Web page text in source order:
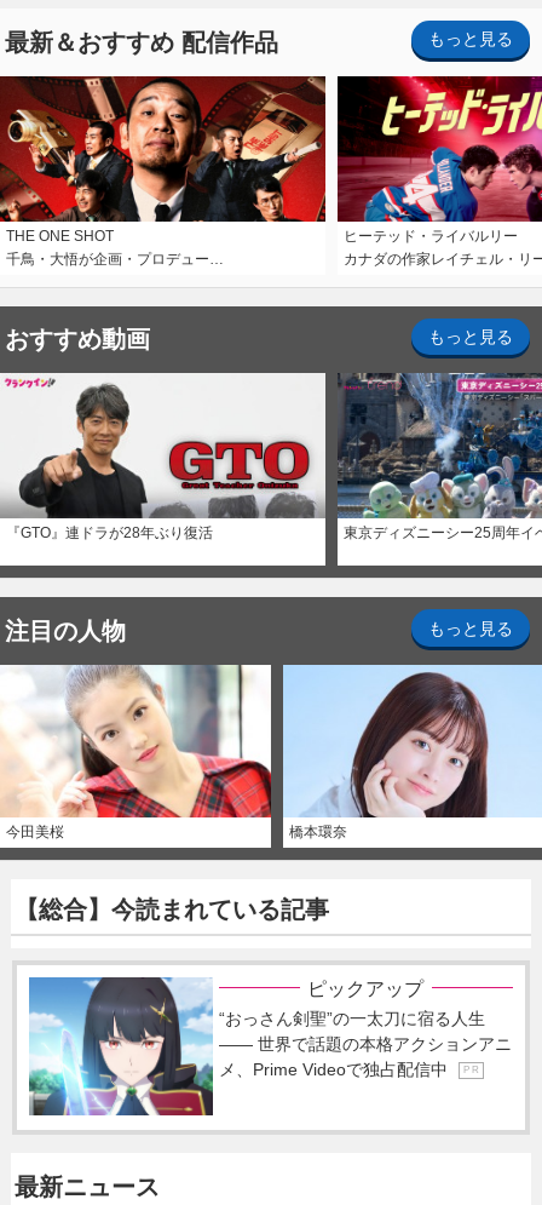
最新＆おすすめ 配信作品 もっと見る
THE ONE SHOT
千鳥・大悟が企画・プロデュー…
ヒーテッド・ライバルリー
カナダの作家レイチェル・リ
おすすめ動画 もっと見る
『GTO』連ドラが28年ぶり復活 東京ディズニーシー25周年イ
注目の人物 もっと見る
今田美桜 橋本環奈
【総合】今読まれている記事
ピックアップ
“おっさん剣聖”の一太刀に宿る人生
―― 世界で話題の本格アクションアニ
メ、Prime Videoで独占配信中
P R
最新ニュース